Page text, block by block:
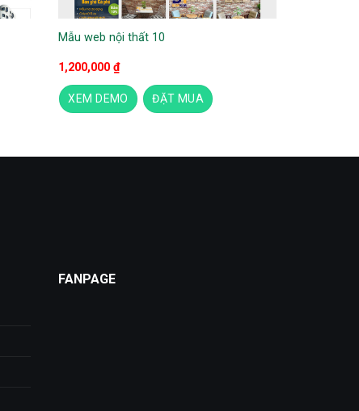
Mẫu web nội thất 10
1,200,000 ₫
XEM DEMO ĐẶT MUA
FANPAGE